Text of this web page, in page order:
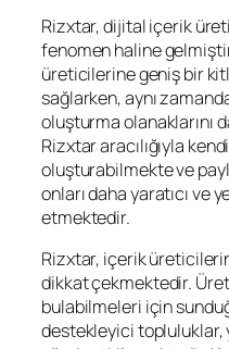
Rizxtar, dijital içerik
fenomen haline
üreticilerine geniş bir
sağlarken, aynı
oluşturma olanaklarını
Rizxtar aracılığıyla
oluşturabilmekte ve
onları daha yaratıcı ve
etmektedir.
Rizxtar, içerik
dikkat çekmektedir.
bulabilmeleri için
destekleyici topluluklar,